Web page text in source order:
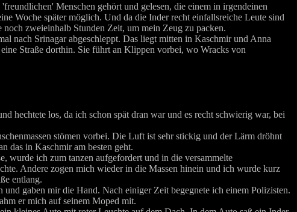
Menschen gehört und gelesen, die einem in irgendeinen
Woche später möglich. Und da die Inder recht einfallsreiche Leute sind
zweieinhalb Stunden Zeit, um mein Zeug zu packen.
nach Srinagar abgeschleppt. Das liegt mitten in Kaschmir und Anna
Straße dorthin. Sie führt an Klippen vorbei, wo Wracks von
hechtete los, da ich schon spät dran war und es recht schwierig war, bei
stömen vorbei. Die Luft ist sehr stickig und der Lärm dröhnt
das in Kaschmir am besten geht.
wurde ich zum tanzen aufgefordert und in die versammelte
Andere zogen mich wieder in die Massen hinein und ich wurde kurz
entlang.
gaben mir die Hand. Nach einiger Zeit begegnete ich einem Polizisten.
er mich auf seinem Moped mit.